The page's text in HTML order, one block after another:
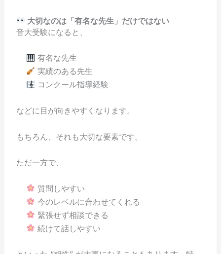
大切なのは「有名な先生」だけではない
音大受験になると、
有名な先生
実績のある先生
コンクール指導経験
などに目が向きやすくなります。
もちろん、それも大切な要素です。
ただ一方で、
質問しやすい
今のレベルに合わせてくれる
緊張せず相談できる
続けて話しやすい